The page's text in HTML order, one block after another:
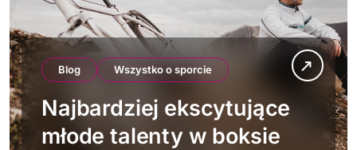
Blog Wszystko o sporcie
Najbardziej ekscytujące
młode talenty w boksie